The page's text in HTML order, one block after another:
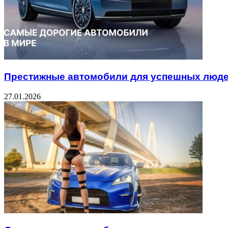
Престижные автомобили для успешных
27.01.2026